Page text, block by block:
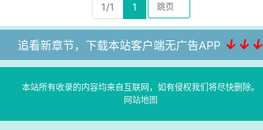
1/1 1
追看新章节，下载本站客户端无广告APP ↓↓↓
本站所有收录的内容均来自互联网，如有侵权我们将尽快删除。
网站地图